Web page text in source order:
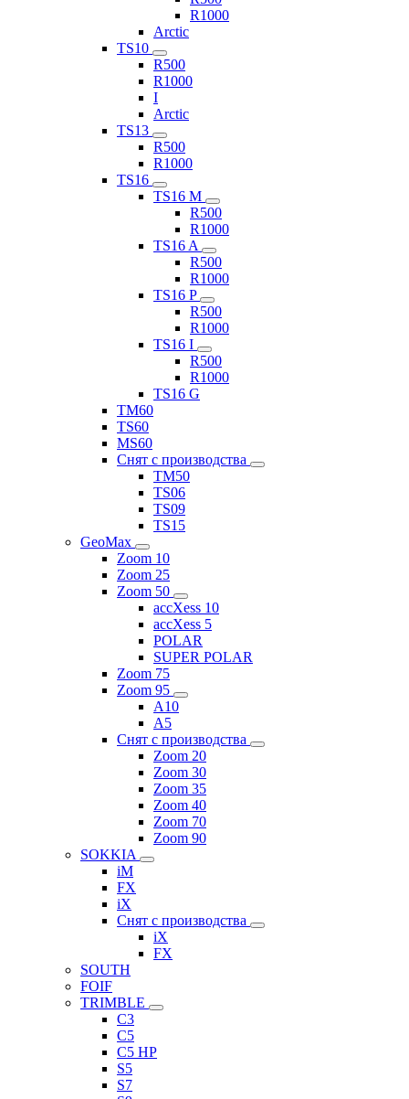
R1000
Arctic
TS10
R500
R1000
I
Arctic
TS13
R500
R1000
TS16
TS16 M
R500
R1000
TS16 A
R500
R1000
TS16 P
R500
R1000
TS16 I
R500
R1000
TS16 G
TM60
TS60
MS60
Снят с производства
TM50
TS06
TS09
TS15
GeoMax
Zoom 10
Zoom 25
Zoom 50
accXess 10
accXess 5
POLAR
SUPER POLAR
Zoom 75
Zoom 95
A10
A5
Снят с производства
Zoom 20
Zoom 30
Zoom 35
Zoom 40
Zoom 70
Zoom 90
SOKKIA
iM
FX
iX
Снят с производства
iX
FX
SOUTH
FOIF
TRIMBLE
C3
C5
C5 HP
S5
S7